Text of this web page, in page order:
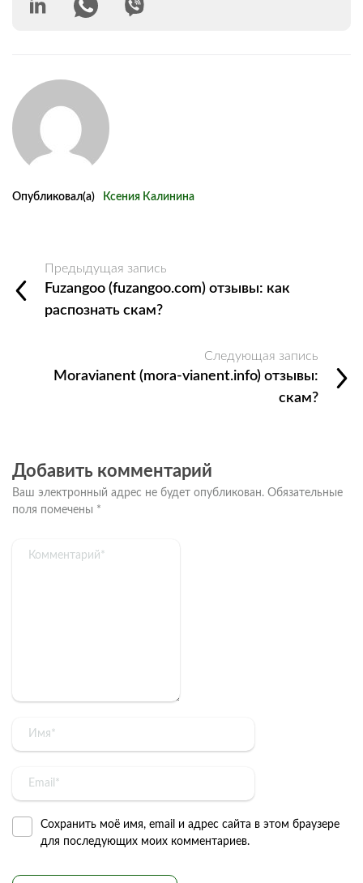
Опубликовал(а) Ксения Калинина
Предыдущая запись
Fuzangoo (fuzangoo.com) отзывы: как
распознать скам?
Следующая запись
Moravianent (mora-vianent.info) отзывы:
скам?
Добавить комментарий
Ваш электронный адрес не будет опубликован. Обязательные
поля помечены *
Сохранить моё имя, email и адрес сайта в этом браузере
для последующих моих комментариев.